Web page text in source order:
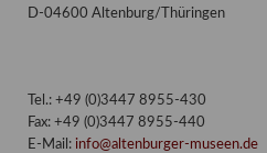
D-04600 Altenburg/Thüringen
Tel.: +49 (0)3447 8955-430
Fax: +49 (0)3447 8955-440
E-Mail: info@altenburger-museen.de